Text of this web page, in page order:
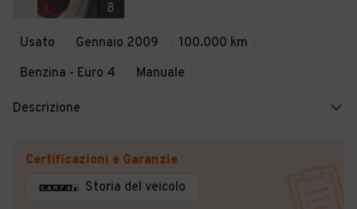
Veicoli Commerciali
8
Usato Gennaio 2009
100.000 km
Benzina - Euro 4
Manuale
Descrizione
Certificazioni e Garanzie
Storia del veicolo